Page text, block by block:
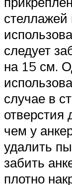
стеллажей
следует
на 15 см.
случае в
чем у
удалить
забить
плотно